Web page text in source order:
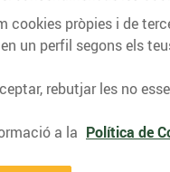
cookies pròpies i de
un perfil segons els
rebutjar les no
a la Política de